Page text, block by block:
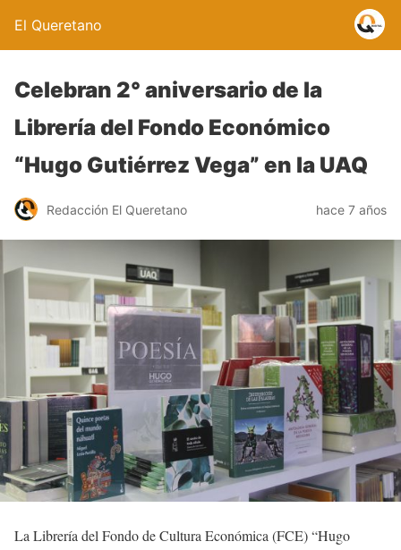
El Queretano
Celebran 2° aniversario de la
Librería del Fondo Económico
“Hugo Gutiérrez Vega” en la UAQ
Redacción El Queretano hace 7 años
La Librería del Fondo de Cultura Económica (FCE) “Hugo